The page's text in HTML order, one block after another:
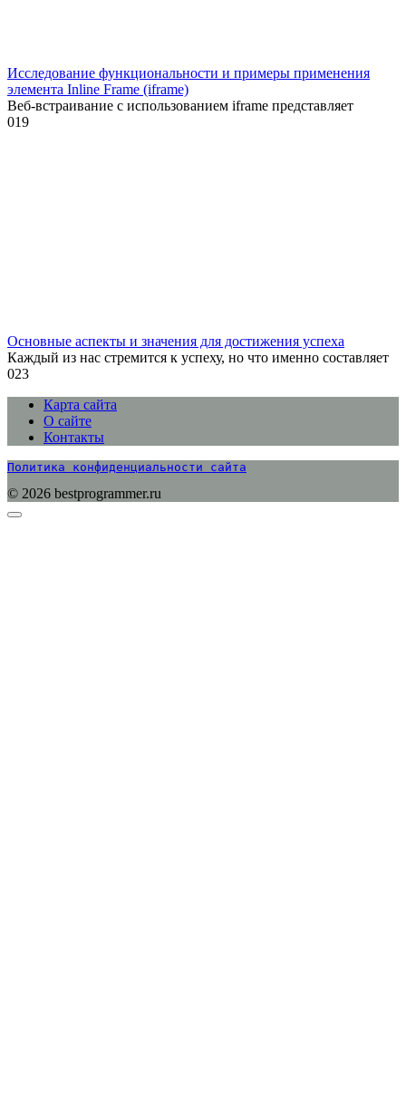
Исследование функциональности и примеры применения
элемента Inline Frame (iframe)
Веб-встраивание с использованием iframe представляет
019
Основные аспекты и значения для достижения успеха
Каждый из нас стремится к успеху, но что именно составляет
023
Карта сайта
О сайте
Контакты
Политика конфиденциальности сайта
© 2026 bestprogrammer.ru